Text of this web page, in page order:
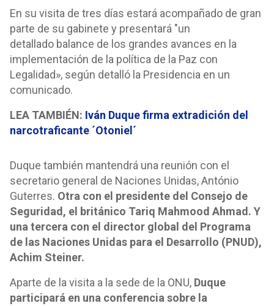
En su visita de tres días estará acompañado de gran
parte de su gabinete y presentará "un
detallado balance de los grandes avances en la
implementación de la política de la Paz con
Legalidad», según detalló la Presidencia en un
comunicado.
LEA TAMBIÉN: Iván Duque firma extradición del
narcotraficante ´Otoniel´
Duque también mantendrá una reunión con el
secretario general de Naciones Unidas, António
Guterres. Otra con el presidente del Consejo de
Seguridad, el británico Tariq Mahmood Ahmad. Y
una tercera con el director global del Programa
de las Naciones Unidas para el Desarrollo (PNUD),
Achim Steiner.
Aparte de la visita a la sede de la ONU, Duque
participará en una conferencia sobre la